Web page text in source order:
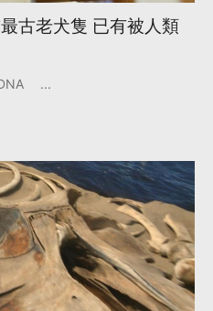
古老犬隻 已有被人類
...